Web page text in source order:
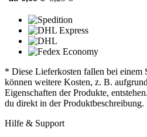
* Diese Lieferkosten fallen bei einem
können weitere Kosten, z. B.
Eigenschaften der Produkte,
du direkt in der Produktbeschreibung.
Hilfe & Support